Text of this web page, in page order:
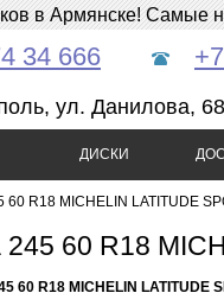
в Армянске! Самые
34 666
ул. Данилова, 68
ДИСКИ
60 R18 MICHELIN LATITUDE
245 60 R18
60 R18 MICHELIN LATITUDE